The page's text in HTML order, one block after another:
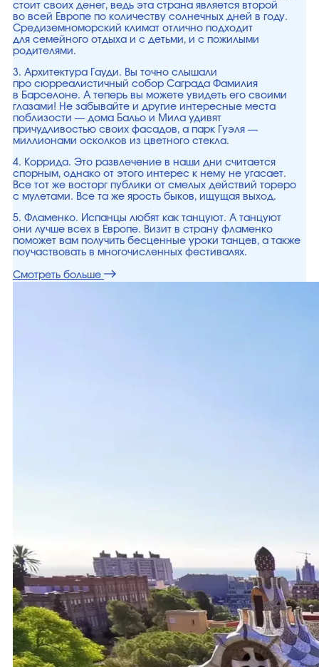
стоит своих денег, ведь эта страна является второй
во всей Европе по количеству солнечных дней в году.
Средиземноморский климат отлично подходит
для семейного отдыха и с детьми, и с пожилыми
родителями.
3. Архитектура Гауди. Вы точно слышали
про сюрреалистичный собор Саграда Фамилия
в Барселоне. А теперь вы можете увидеть его своими
глазами! Не забывайте и другие интересные места
поблизости — дома Бальо и Мила удивят
причудливостью своих фасадов, а парк Гуэля —
миллионами осколков из цветного стекла.
4. Коррида. Это развлечение в наши дни считается
спорным, однако от этого интерес к нему не угасает.
Все тот же восторг публики от смелых действий тореро
с мулетами. Все та же ярость быков, ищущая выход.
5. Фламенко. Испанцы любят как танцуют. А танцуют
они лучше всех в Европе. Визит в страну фламенко
поможет вам получить бесценные уроки танцев, а также
поучаствовать в многочисленных фестивалях.
Смотреть больше